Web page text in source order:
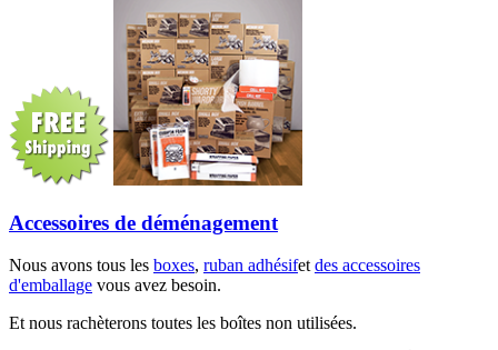
Accessoires de déménagement
Nous avons tous les boxes, ruban adhésifetdes accessoires
d'emballage vous avez besoin.
Et nous rachèterons toutes les boîtes non utilisées.